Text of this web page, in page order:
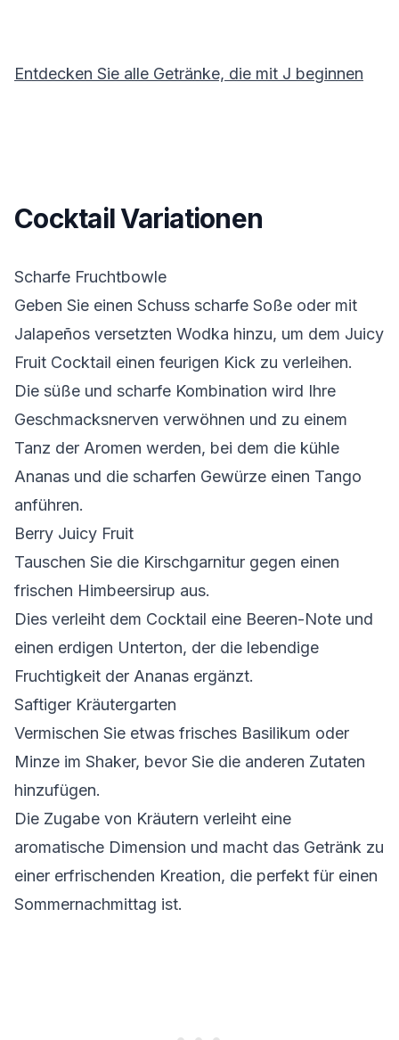
Entdecken Sie alle Getränke, die mit J beginnen
Cocktail Variationen
Scharfe Fruchtbowle
Geben Sie einen Schuss scharfe Soße oder mit
Jalapeños versetzten Wodka hinzu, um dem Juicy
Fruit Cocktail einen feurigen Kick zu verleihen.
Die süße und scharfe Kombination wird Ihre
Geschmacksnerven verwöhnen und zu einem
Tanz der Aromen werden, bei dem die kühle
Ananas und die scharfen Gewürze einen Tango
anführen.
Berry Juicy Fruit
Tauschen Sie die Kirschgarnitur gegen einen
frischen Himbeersirup aus.
Dies verleiht dem Cocktail eine Beeren-Note und
einen erdigen Unterton, der die lebendige
Fruchtigkeit der Ananas ergänzt.
Saftiger Kräutergarten
Vermischen Sie etwas frisches Basilikum oder
Minze im Shaker, bevor Sie die anderen Zutaten
hinzufügen.
Die Zugabe von Kräutern verleiht eine
aromatische Dimension und macht das Getränk zu
einer erfrischenden Kreation, die perfekt für einen
Sommernachmittag ist.